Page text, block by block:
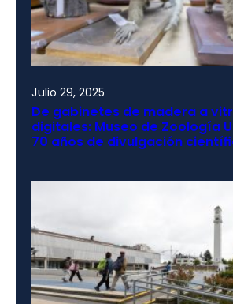
Julio 29, 2025
De gabinetes de madera a
digitales: Museo de Zoología
70 años de divulgación